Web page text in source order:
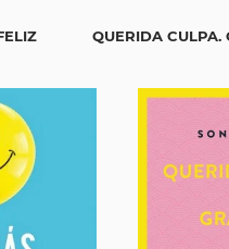
QUERIDA CULPA.